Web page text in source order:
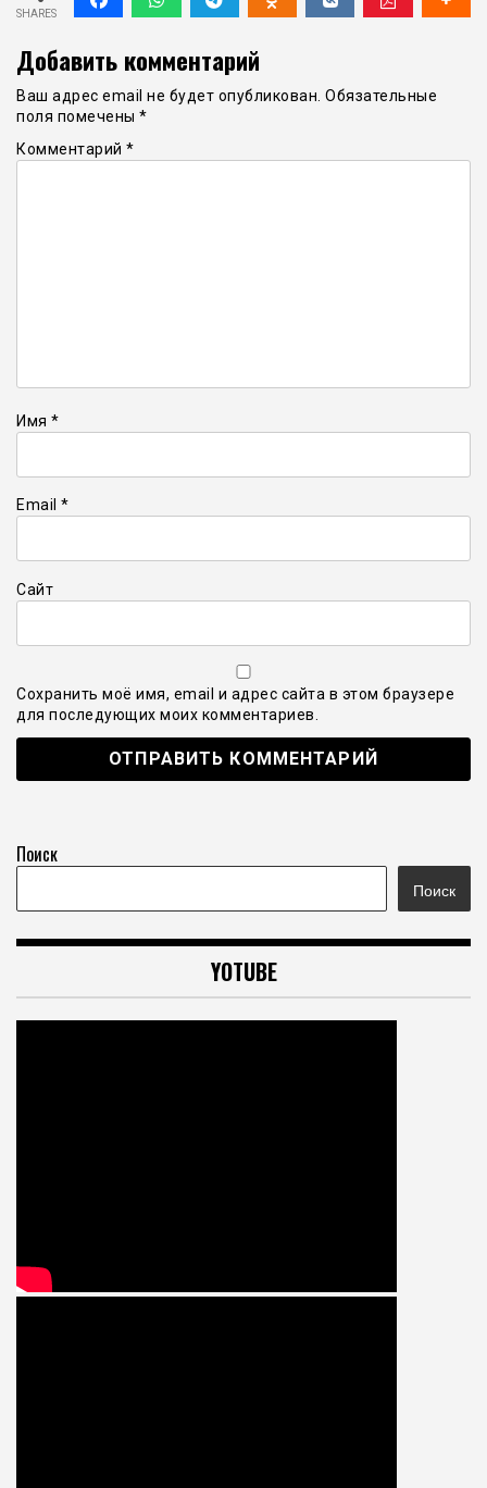
SHARES
Добавить комментарий
Ваш адрес email не будет опубликован. Обязательные
поля помечены *
Комментарий *
Имя *
Email *
Сайт
Сохранить моё имя, email и адрес сайта в этом браузере
для последующих моих комментариев.
Поиск
Поиск
YOTUBE